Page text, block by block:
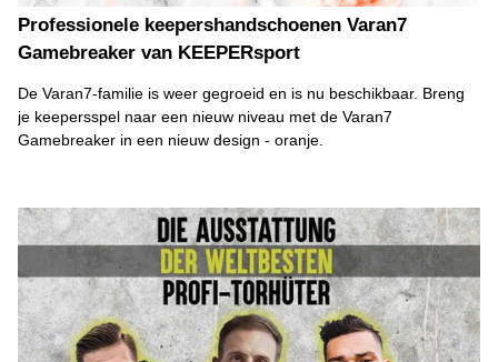
Professionele keepershandschoenen Varan7
Gamebreaker van KEEPERsport
De Varan7-familie is weer gegroeid en is nu beschikbaar. Breng
je keepersspel naar een nieuw niveau met de Varan7
Gamebreaker in een nieuw design - oranje.